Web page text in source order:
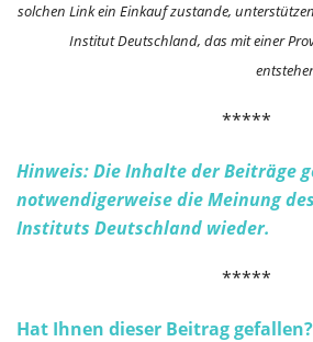
solchen Link ein Einkauf zustande,
Institut Deutschland, das mit einer
*****
Hinweis: Die Inhalte der Beiträge
notwendigerweise die Meinung
Instituts Deutschland wieder.
*****
Hat Ihnen dieser Beitrag gefallen?